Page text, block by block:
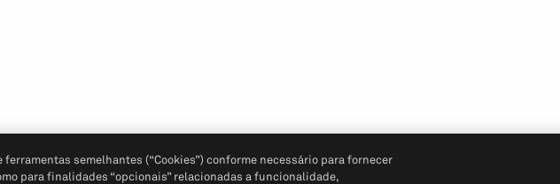
semelhantes (“Cookies”) conforme necessário para fornecer
para finalidades “opcionais” relacionadas a funcionalidade,